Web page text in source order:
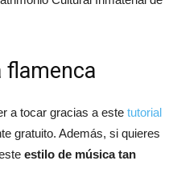
flamenca
a tocar gracias a este tutorial
gratuito. Además, si quieres
estilo de música tan